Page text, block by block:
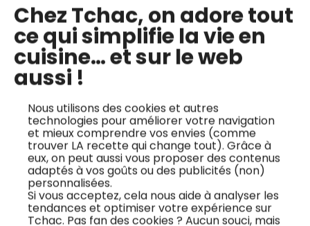
Chez Tchac, on adore tout
ce qui simplifie la vie en
cuisine… et sur le web
aussi !
Nous utilisons des cookies et autres
technologies pour améliorer votre navigation
et mieux comprendre vos envies (comme
trouver LA recette qui change tout). Grâce à
eux, on peut aussi vous proposer des contenus
adaptés à vos goûts ou des publicités (non)
personnalisées.
Si vous acceptez, cela nous aide à analyser les
tendances et optimiser votre expérience sur
Tchac. Pas fan des cookies ? Aucun souci, mais
fromage de brebis
frais, rehaussé par
des herbes
aromatiques et une
touche é...
crémeuse sous une
croûte dorée
irrésistible....
Accédez à tous les cours
Pour voir cette recette ainsi que toutes les
autres, choisissez une formule
d’abonnement.